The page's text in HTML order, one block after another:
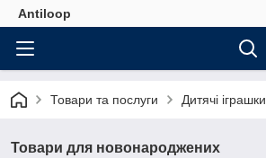
Antiloop
Товари та послуги Дитячі іграшки
Товари для новонароджених